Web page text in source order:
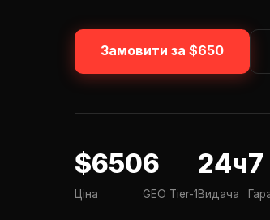
Замовити за $650
$650
Ціна
6
GEO Tier-1
24ч
Видача